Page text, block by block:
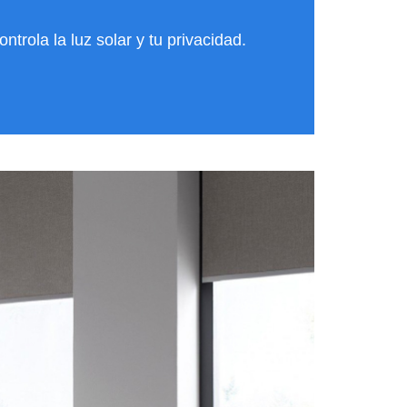
la luz solar y tu privacidad.